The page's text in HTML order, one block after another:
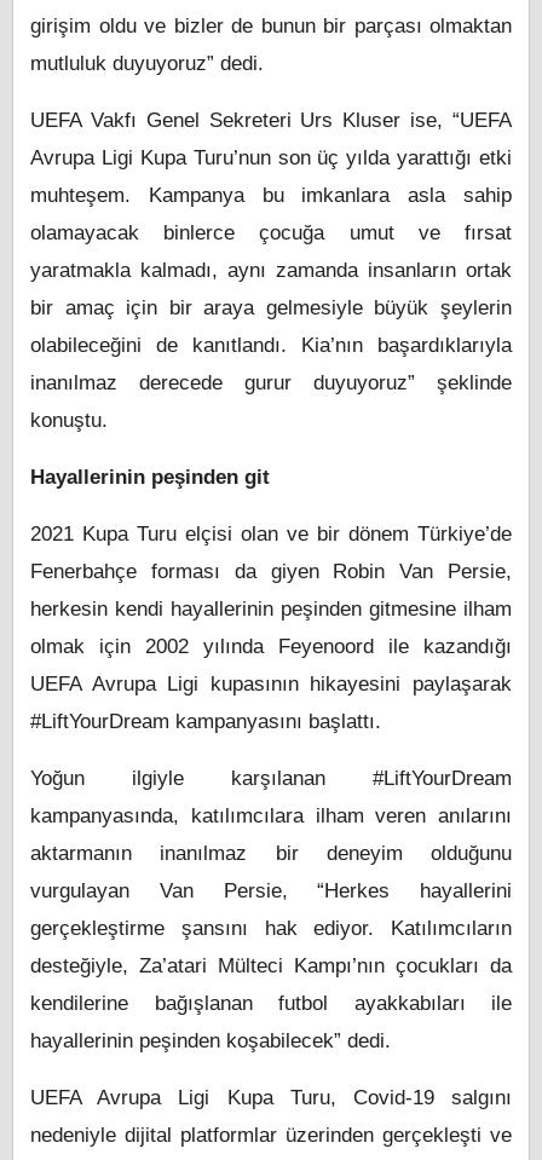
girişim oldu ve bizler de bunun bir parçası olmaktan
mutluluk duyuyoruz” dedi.
UEFA Vakfı Genel Sekreteri Urs Kluser ise, “UEFA
Avrupa Ligi Kupa Turu’nun son üç yılda yarattığı etki
muhteşem. Kampanya bu imkanlara asla sahip
olamayacak binlerce çocuğa umut ve fırsat
yaratmakla kalmadı, aynı zamanda insanların ortak
bir amaç için bir araya gelmesiyle büyük şeylerin
olabileceğini de kanıtlandı. Kia’nın başardıklarıyla
inanılmaz derecede gurur duyuyoruz” şeklinde
konuştu.
Hayallerinin peşinden git
2021 Kupa Turu elçisi olan ve bir dönem Türkiye’de
Fenerbahçe forması da giyen Robin Van Persie,
herkesin kendi hayallerinin peşinden gitmesine ilham
olmak için 2002 yılında Feyenoord ile kazandığı
UEFA Avrupa Ligi kupasının hikayesini paylaşarak
#LiftYourDream kampanyasını başlattı.
Yoğun ilgiyle karşılanan #LiftYourDream
kampanyasında, katılımcılara ilham veren anılarını
aktarmanın inanılmaz bir deneyim olduğunu
vurgulayan Van Persie, “Herkes hayallerini
gerçekleştirme şansını hak ediyor. Katılımcıların
desteğiyle, Za’atari Mülteci Kampı’nın çocukları da
kendilerine bağışlanan futbol ayakkabıları ile
hayallerinin peşinden koşabilecek” dedi.
UEFA Avrupa Ligi Kupa Turu, Covid-19 salgını
nedeniyle dijital platformlar üzerinden gerçekleşti ve